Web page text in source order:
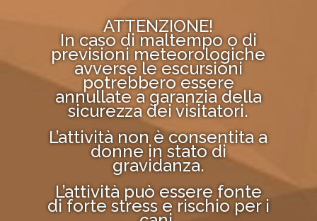
ATTENZIONE!
In caso di maltempo o di
previsioni meteorologiche
avverse le escursioni
potrebbero essere
annullate a garanzia della
sicurezza dei visitatori.
L’attività non è consentita a
donne in stato di
gravidanza.
L’attività può essere fonte
di forte stress e rischio per i